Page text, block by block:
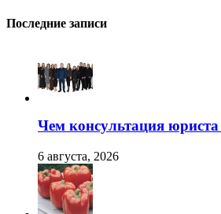
Последние записи
Чем консультация юриста
6 августа, 2026